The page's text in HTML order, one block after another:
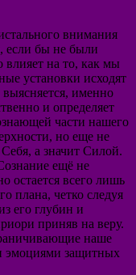
внимания
если бы не были
влияет на то, как мы
установки исходят
именно
и определяет
части нашего
но еще не
а значит Силой.
ещё не
остается всего лишь
плана, четко следуя
его глубин и
приняв на веру.
наше
эмоциями защитных